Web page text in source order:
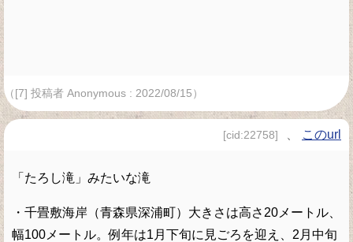
（[7] 投稿者 Anonymous : 2022/08/15）
[cid:22758] このurl
「たろし滝」みたいな滝
・千畳敷海岸（青森県深浦町）大きさは高さ20メートル、
幅100メートル。例年は1月下旬に見ごろを迎え、2月中旬